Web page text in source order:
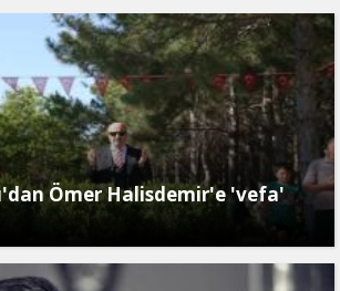
Ömer Halisdemir'e 'vefa'